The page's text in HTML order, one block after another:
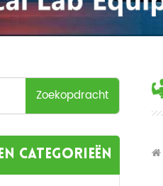
Zoekopdracht
categorieën